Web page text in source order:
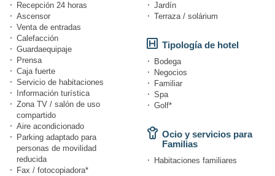
Recepción 24 horas
Ascensor
Venta de entradas
Calefacción
Guardaequipaje
Prensa
Caja fuerte
Servicio de habitaciones
Información turística
Zona TV / salón de uso
compartido
Aire acondicionado
Parking adaptado para
personas de movilidad
reducida
Fax / fotocopiadora*
Jardín
Terraza / solárium
Tipología de hotel
Bodega
Negocios
Familiar
Spa
Golf*
Ocio y servicios para
Familias
Habitaciones familiares